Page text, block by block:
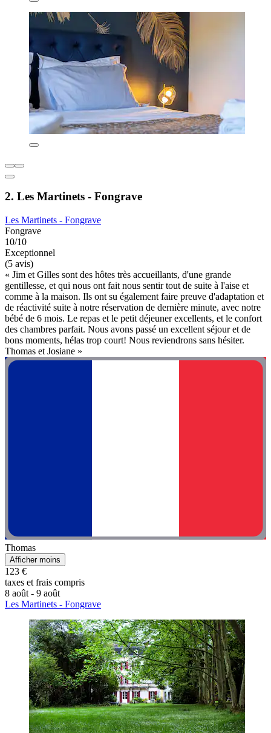
2. Les Martinets - Fongrave
Les Martinets - Fongrave
Fongrave
10/10
Exceptionnel
(5 avis)
« Jim et Gilles sont des hôtes très accueillants, d'une grande
gentillesse, et qui nous ont fait nous sentir tout de suite à l'aise et
comme à la maison. Ils ont su également faire preuve d'adaptation et
de réactivité suite à notre réservation de dernière minute, avec notre
bébé de 6 mois. Le repas et le petit déjeuner excellents, et le confort
des chambres parfait. Nous avons passé un excellent séjour et de
bons moments, hélas trop court! Nous reviendrons sans hésiter.
Thomas et Josiane »
Thomas
Afficher moins
123 €
taxes et frais compris
8 août - 9 août
Les Martinets - Fongrave